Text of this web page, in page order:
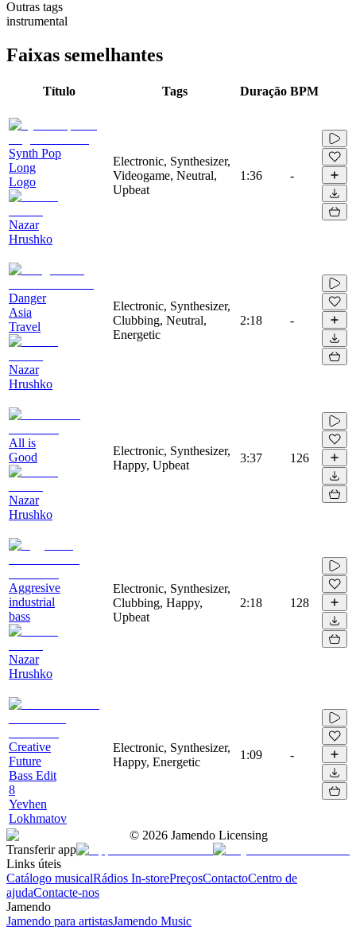
Outras tags
instrumental
Faixas semelhantes
Título Tags Duração BPM
Synth Pop
Long
Logo
Nazar
Hrushko
Electronic, Synthesizer,
Videogame, Neutral,
Upbeat
1:36 -
Danger
Asia
Travel
Nazar
Hrushko
Electronic, Synthesizer,
Clubbing, Neutral,
Energetic
2:18 -
All is
Good
Nazar
Hrushko
Electronic, Synthesizer,
Happy, Upbeat
3:37 126
Aggresive
industrial
bass
Nazar
Hrushko
Electronic, Synthesizer,
Clubbing, Happy,
Upbeat
2:18 128
Creative
Future
Bass Edit
8
Yevhen
Lokhmatov
Electronic, Synthesizer,
Happy, Energetic
1:09 -
© 2026 Jamendo Licensing
Transferir app
Links úteis
Catálogo musicalRádios In-storePreçosContactoCentro de
ajudaContacte-nos
Jamendo
Jamendo para artistasJamendo Music